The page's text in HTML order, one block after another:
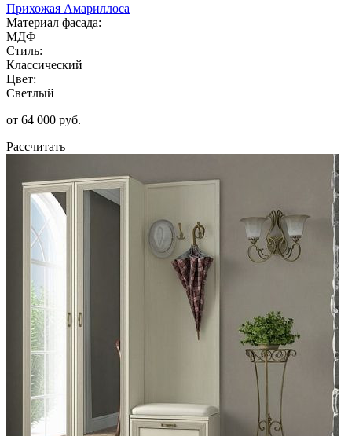
Прихожая Амариллоса
Материал фасада:
МДФ
Стиль:
Классический
Цвет:
Светлый
от 64 000 руб.
Рассчитать